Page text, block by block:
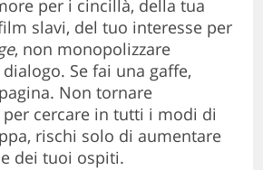
per i cincillà, della tua
slavi, del tuo interesse per
, non monopolizzare
Se fai una gaffe,
Non tornare
per cercare in tutti i modi di
rischi solo di aumentare
dei tuoi ospiti.